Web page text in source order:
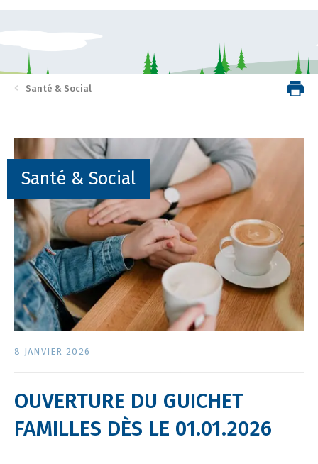
Santé & Social
Santé & Social
8 JANVIER 2026
OUVERTURE DU GUICHET
FAMILLES DÈS LE 01.01.2026